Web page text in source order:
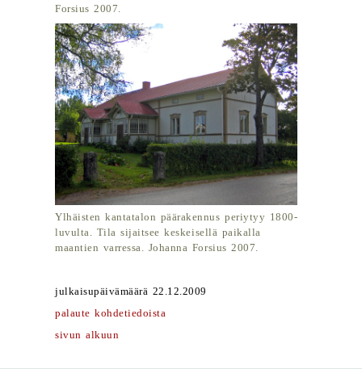
Forsius 2007.
Ylhäisten kantatalon päärakennus periytyy 1800-
luvulta. Tila sijaitsee keskeisellä paikalla
maantien varressa. Johanna Forsius 2007.
julkaisupäivämäärä 22.12.2009
palaute kohdetiedoista
sivun alkuun